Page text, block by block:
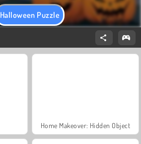
Halloween Puzzle
Home Makeover: Hidden Object